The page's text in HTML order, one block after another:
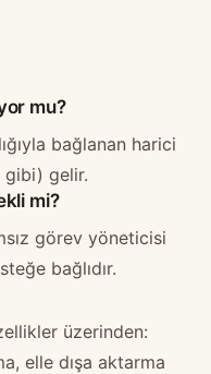
mu?
bağlanan harici
gibi) gelir.
mi?
görev yöneticisi
bağlıdır.
üzerinden:
elle dışa aktarma